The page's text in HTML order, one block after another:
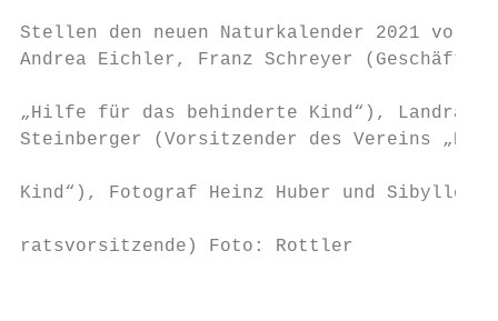
Stellen den neuen Naturkalender 2021
Andrea Eichler, Franz Schreyer
„Hilfe für das behinderte Kind“),
Steinberger (Vorsitzender des Vereins
Kind“), Fotograf Heinz Huber und Sibylle
ratsvorsitzende) Foto: Rottler